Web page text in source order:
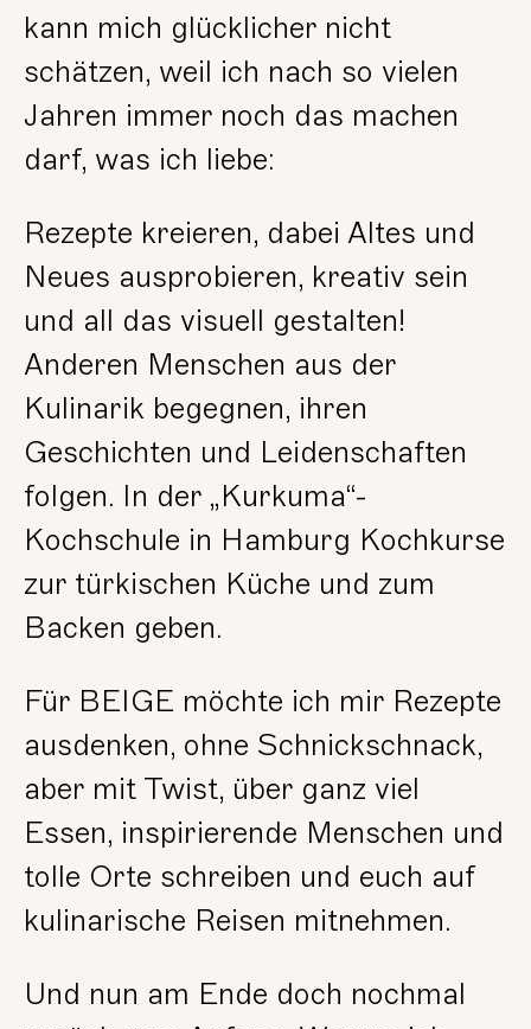
kann mich glücklicher nicht
schätzen, weil ich nach so vielen
Jahren immer noch das machen
darf, was ich liebe:
Rezepte kreieren, dabei Altes und
Neues ausprobieren, kreativ sein
und all das visuell gestalten!
Anderen Menschen aus der
Kulinarik begegnen, ihren
Geschichten und Leidenschaften
folgen. In der „Kurkuma“-
Kochschule in Hamburg Kochkurse
zur türkischen Küche und zum
Backen geben.
Für BEIGE möchte ich mir Rezepte
ausdenken, ohne Schnickschnack,
aber mit Twist, über ganz viel
Essen, inspirierende Menschen und
tolle Orte schreiben und euch auf
kulinarische Reisen mitnehmen.
Und nun am Ende doch nochmal